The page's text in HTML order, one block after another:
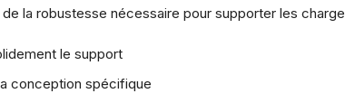
la robustesse nécessaire pour supporter les
le support
conception spécifique